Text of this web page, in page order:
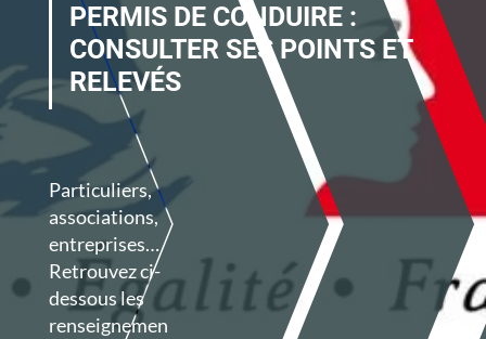
PERMIS DE CONDUIRE :
CONSULTER SES POINTS ET
RELEVÉS
Particuliers,
associations,
entreprises…
Retrouvez ci-
dessous les
renseignemen